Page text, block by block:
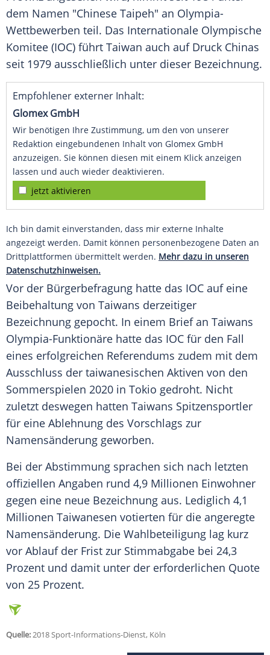
dem Namen "Chinese Taipeh" an Olympia-
Wettbewerben teil. Das Internationale Olympische
Komitee (IOC) führt Taiwan auch auf Druck Chinas
seit 1979 ausschließlich unter dieser Bezeichnung.
Empfohlener externer Inhalt:
Glomex GmbH
Wir benötigen Ihre Zustimmung, um den von unserer
Redaktion eingebundenen Inhalt von Glomex GmbH
anzuzeigen. Sie können diesen mit einem Klick anzeigen
lassen und auch wieder deaktivieren.
jetzt aktivieren
Ich bin damit einverstanden, dass mir externe Inhalte
angezeigt werden. Damit können personenbezogene Daten an
Drittplattformen übermittelt werden. Mehr dazu in unseren
Datenschutzhinweisen.
Vor der Bürgerbefragung hatte das IOC auf eine
Beibehaltung von Taiwans derzeitiger
Bezeichnung gepocht. In einem Brief an Taiwans
Olympia-Funktionäre hatte das IOC für den Fall
eines erfolgreichen Referendums zudem mit dem
Ausschluss der taiwanesischen Aktiven von den
Sommerspielen 2020 in Tokio gedroht. Nicht
zuletzt deswegen hatten Taiwans Spitzensportler
für eine Ablehnung des Vorschlags zur
Namensänderung geworben.
Bei der Abstimmung sprachen sich nach letzten
offiziellen Angaben rund 4,9 Millionen Einwohner
gegen eine neue Bezeichnung aus. Lediglich 4,1
Millionen Taiwanesen votierten für die angeregte
Namensänderung. Die Wahlbeteiligung lag kurz
vor Ablauf der Frist zur Stimmabgabe bei 24,3
Prozent und damit unter der erforderlichen Quote
von 25 Prozent.
Quelle:2018 Sport-Informations-Dienst, Köln